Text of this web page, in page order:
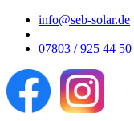
info@seb-solar.de
07803 / 925 44 50